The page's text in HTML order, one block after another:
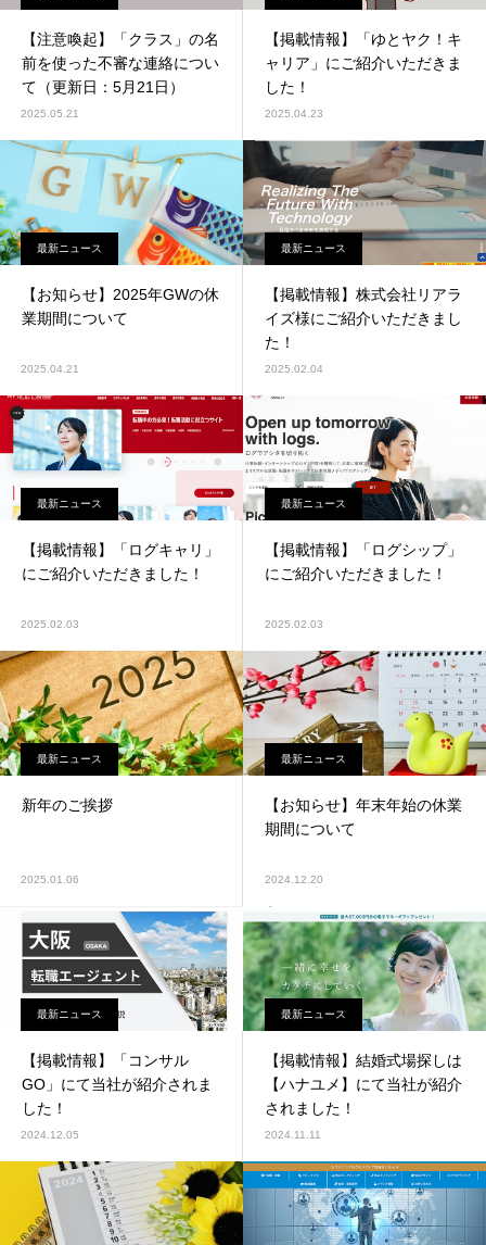
【注意喚起】「クラス」の名
前を使った不審な連絡につい
て（更新日：5月21日）
2025.05.21
【掲載情報】「ゆとヤク！キ
ャリア」にご紹介いただきま
した！
2025.04.23
最新ニュース
【お知らせ】2025年GWの休
業期間について
2025.04.21
最新ニュース
【掲載情報】株式会社リアラ
イズ様にご紹介いただきまし
た！
2025.02.04
最新ニュース
【掲載情報】「ログキャリ」
にご紹介いただきました！
2025.02.03
最新ニュース
【掲載情報】「ログシップ」
にご紹介いただきました！
2025.02.03
最新ニュース
新年のご挨拶
2025.01.06
最新ニュース
【お知らせ】年末年始の休業
期間について
2024.12.20
最新ニュース
【掲載情報】「コンサル
GO」にて当社が紹介されま
した！
2024.12.05
最新ニュース
【掲載情報】結婚式場探しは
【ハナユメ】にて当社が紹介
されました！
2024.11.11